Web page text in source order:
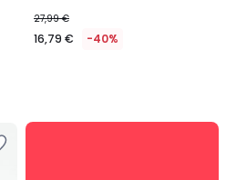
27,99 €
16,79 € -40%
Unsere